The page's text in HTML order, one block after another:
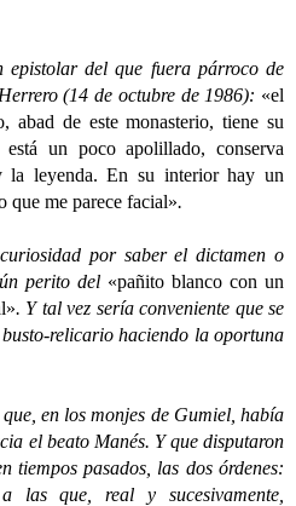
del que fuera párroco de
(14 de octubre de 1986): «el
abad de este monasterio, tiene su
un poco apolillado, conserva
la leyenda. En su interior hay un
que me parece facial».
por saber el dictamen o
perito del «pañito blanco con un
. Y tal vez sería conveniente que se
relicario haciendo la oportuna
en los monjes de Gumiel, había
el beato Manés. Y que disputaron
tiempos pasados, las dos órdenes:
las que, real y sucesivamente,